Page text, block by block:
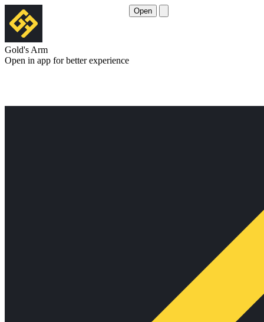
Gold's Arm
Open in app for better experience
Open